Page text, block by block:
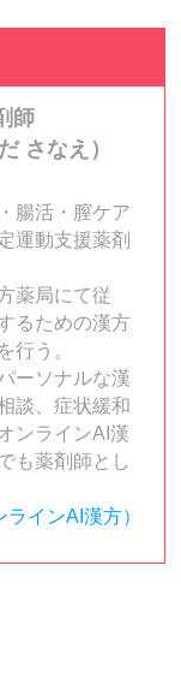
師
さなえ）
腸活・膣ケア
運動支援薬剤
薬局にて従
るための漢方
行う。
ーソナルな漢
談、症状緩和
ンラインAI漢
も薬剤師とし
インAI漢方）